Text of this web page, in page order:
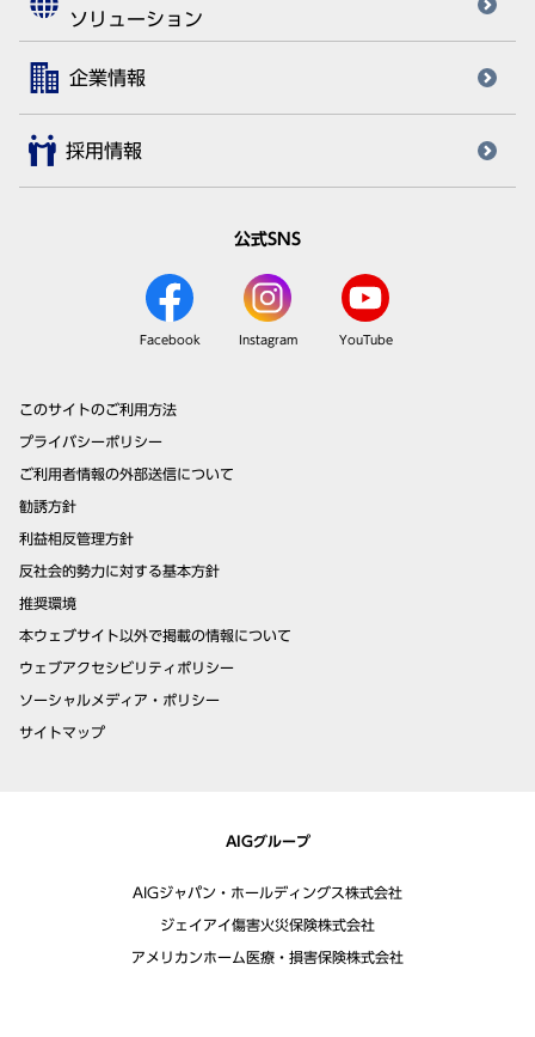
ソリューション
企業情報
採用情報
公式SNS
Facebook Instagram YouTube
このサイトのご利用方法
プライバシーポリシー
ご利用者情報の外部送信について
勧誘方針
利益相反管理方針
反社会的勢力に対する基本方針
推奨環境
本ウェブサイト以外で掲載の情報について
ウェブアクセシビリティポリシー
ソーシャルメディア・ポリシー
サイトマップ
AIGグループ
AIGジャパン・ホールディングス株式会社
ジェイアイ傷害火災保険株式会社
アメリカンホーム医療・損害保険株式会社